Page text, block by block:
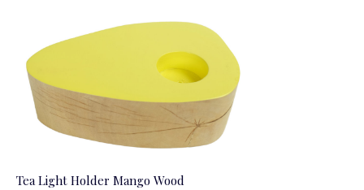
Tea Light Holder Mango Wood